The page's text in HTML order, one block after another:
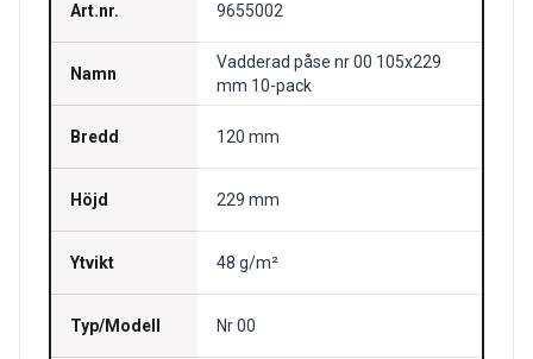
Art.nr. 9655002
Namn
Vadderad påse nr 00 105x229
mm 10-pack
Bredd 120 mm
Höjd 229 mm
Ytvikt 48 g/m²
Typ/Modell Nr 00